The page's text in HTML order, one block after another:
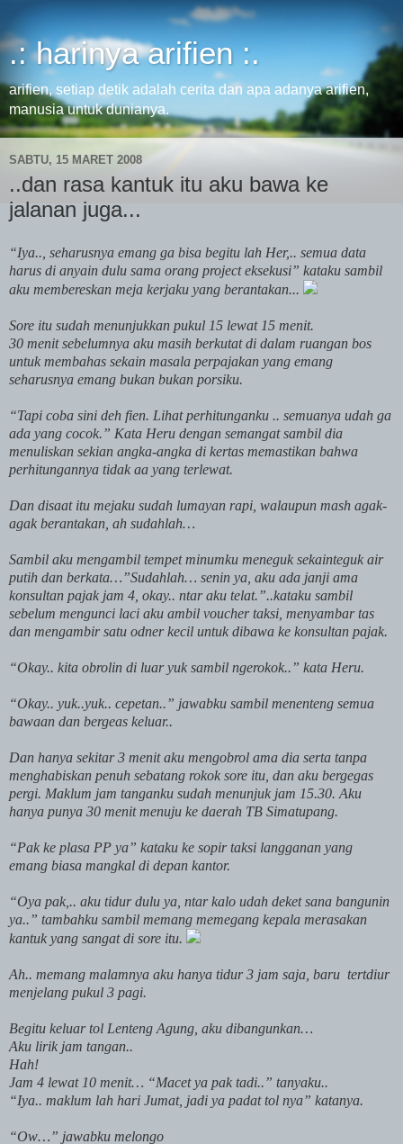
.: harinya arifien :.
arifien, setiap detik adalah cerita dan apa adanya arifien,
manusia untuk dunianya.
SABTU, 15 MARET 2008
..dan rasa kantuk itu aku bawa ke
jalanan juga...
“Iya.., seharusnya emang ga bisa begitu lah Her,.. semua data
harus di anyain dulu sama orang project eksekusi” kataku sambil
aku membereskan meja kerjaku yang berantakan...
Sore itu sudah menunjukkan pukul 15 lewat 15 menit.
30 menit sebelumnya aku masih berkutat di dalam ruangan bos
untuk membahas sekain masala perpajakan yang emang
seharusnya emang bukan bukan porsiku.
“Tapi coba sini deh fien. Lihat perhitunganku .. semuanya udah ga
ada yang cocok.” Kata Heru dengan semangat sambil dia
menuliskan sekian angka-angka di kertas memastikan bahwa
perhitungannya tidak aa yang terlewat.
Dan disaat itu mejaku sudah lumayan rapi, walaupun mash agak-
agak berantakan, ah sudahlah…
Sambil aku mengambil tempet minumku meneguk sekainteguk air
putih dan berkata…”Sudahlah… senin ya, aku ada janji ama
konsultan pajak jam 4, okay.. ntar aku telat.”..kataku sambil
sebelum mengunci laci aku ambil voucher taksi, menyambar tas
dan mengambir satu odner kecil untuk dibawa ke konsultan pajak.
“Okay.. kita obrolin di luar yuk sambil ngerokok..” kata Heru.
“Okay.. yuk..yuk.. cepetan..” jawabku sambil menenteng semua
bawaan dan bergeas keluar..
Dan hanya sekitar 3 menit aku mengobrol ama dia serta tanpa
menghabiskan penuh sebatang rokok sore itu, dan aku bergegas
pergi. Maklum jam tanganku sudah menunjuk jam 15.30. Aku
hanya punya 30 menit menuju ke daerah TB Simatupang.
“Pak ke plasa PP ya” kataku ke sopir taksi langganan yang
emang biasa mangkal di depan kantor.
“Oya pak,.. aku tidur dulu ya, ntar kalo udah deket sana bangunin
ya..” tambahku sambil memang memegang kepala merasakan
kantuk yang sangat di sore itu.
Ah.. memang malamnya aku hanya tidur 3 jam saja, baru tertdiur
menjelang pukul 3 pagi.
Begitu keluar tol Lenteng Agung, aku dibangunkan…
Aku lirik jam tangan..
Hah!
Jam 4 lewat 10 menit… “Macet ya pak tadi..” tanyaku..
“Iya.. maklum lah hari Jumat, jadi ya padat tol nya” katanya.
“Ow…” jawabku melongo